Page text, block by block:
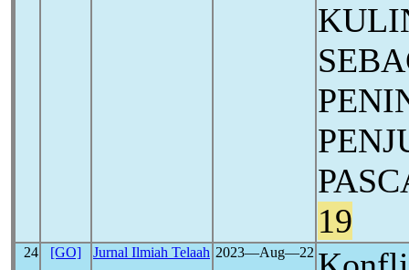
19
24 [GO] Jurnal Ilmiah Telaah 2023―Aug―22